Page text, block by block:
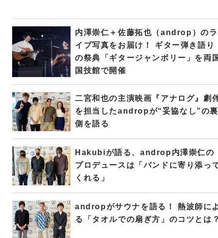
内澤崇仁＋佐藤拓也（androp）のラ
イブ写真をお届け！ ギター弾き語り
の祭典「ギタージャンボリー」を両
国技館で開催
二宮和也の主演映画『アナログ』劇
を担当したandropが“妥協なし”の裏
側を語る
Hakubiが語る、androp内澤崇仁の
プロデュースは「バンドに寄り添っ
くれる」
andropがサウナを語る！ 熱波師に
る「タオルでの扇ぎ方」のコツとは